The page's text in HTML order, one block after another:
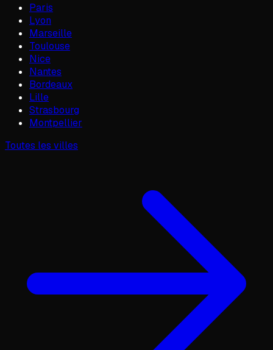
Paris
Lyon
Marseille
Toulouse
Nice
Nantes
Bordeaux
Lille
Strasbourg
Montpellier
Toutes les villes